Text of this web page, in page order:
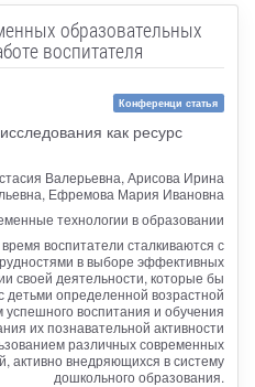
образовательных
воспитателя
Конференци статья
как ресурс
Валерьевна, Арисова Ирина
Ефремова Мария Ивановна
технологии в образовании
воспитатели сталкиваются с
в выборе эффективных
своей деятельности, которые бы
определенной возрастной
воспитания и обучения
их познавательной активности
различных современных
активно внедряющихся в систему
дошкольного образования.